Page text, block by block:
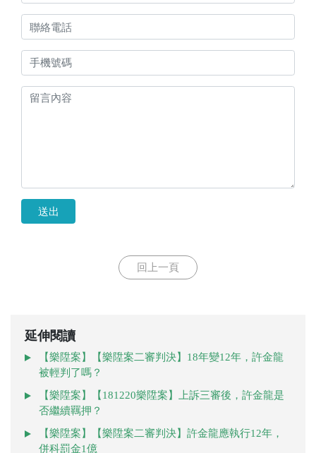
送出
回上一頁
延伸閱讀
【樂陞案】【樂陞案二審判決】18年變12年，許金龍
被輕判了嗎？
【樂陞案】【181220樂陞案】上訴三審後，許金龍是
否繼續羈押？
【樂陞案】【樂陞案二審判決】許金龍應執行12年，
併科罰金1億